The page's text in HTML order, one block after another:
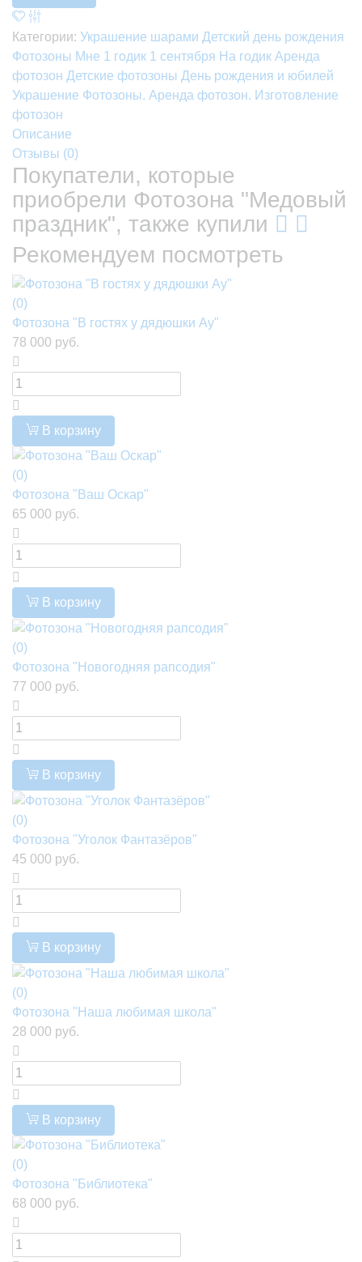
Категории: Украшение шарами Детский день рождения
Фотозоны Мне 1 годик 1 сентября На годик Аренда
фотозон Детские фотозоны День рождения и юбилей
Украшение Фотозоны. Аренда фотозон. Изготовление
фотозон
Описание
Отзывы (0)
Покупатели, которые
приобрели Фотозона "Медовый
праздник", также купили
Рекомендуем посмотреть
(0)
Фотозона "В гостях у дядюшки Ау"
78 000 руб.
В корзину
(0)
Фотозона "Ваш Оскар"
65 000 руб.
В корзину
(0)
Фотозона "Новогодняя рапсодия"
77 000 руб.
В корзину
(0)
Фотозона "Уголок Фантазёров"
45 000 руб.
В корзину
(0)
Фотозона "Наша любимая школа"
28 000 руб.
В корзину
(0)
Фотозона "Библиотека"
68 000 руб.